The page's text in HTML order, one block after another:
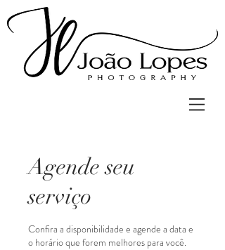
Agende seu
serviço
Confira a disponibilidade e agende a data e
o horário que forem melhores para você.